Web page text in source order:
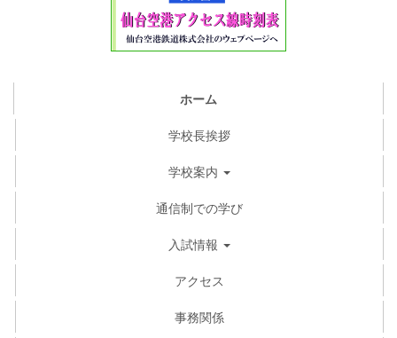
ホーム
学校長挨拶
学校案内
通信制での学び
入試情報
アクセス
事務関係